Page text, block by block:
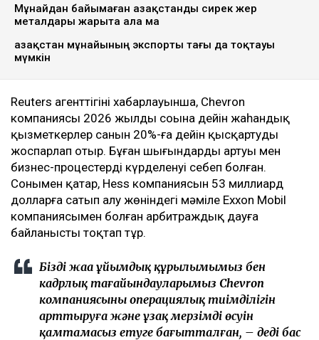
Мұнайдан байымаған Қазақстанды сирек жер
металдары жарыта ала ма
Қазақстан мұнайының экспорты тағы да тоқтауы
мүмкін
Reuters агенттігінің хабарлауынша, Chevron
компаниясы 2026 жылдың соңына дейін жаһандық
қызметкерлер санын 20%-ға дейін қысқартуды
жоспарлап отыр. Бұған шығындардың артуы мен
бизнес-процестердің күрделенуі себеп болған.
Сонымен қатар, Hess компаниясын 53 миллиард
долларға сатып алу жөніндегі мәміле Exxon Mobil
компаниясымен болған арбитраждық дауға
байланысты тоқтап тұр.
Біздің жаңа ұйымдық құрылымымыз бен
кадрлық тағайындауларымыз Chevron
компаниясының операциялық тиімділігін
арттыруға және ұзақ мерзімді өсуін
қамтамасыз етуге бағытталған, – деді бас